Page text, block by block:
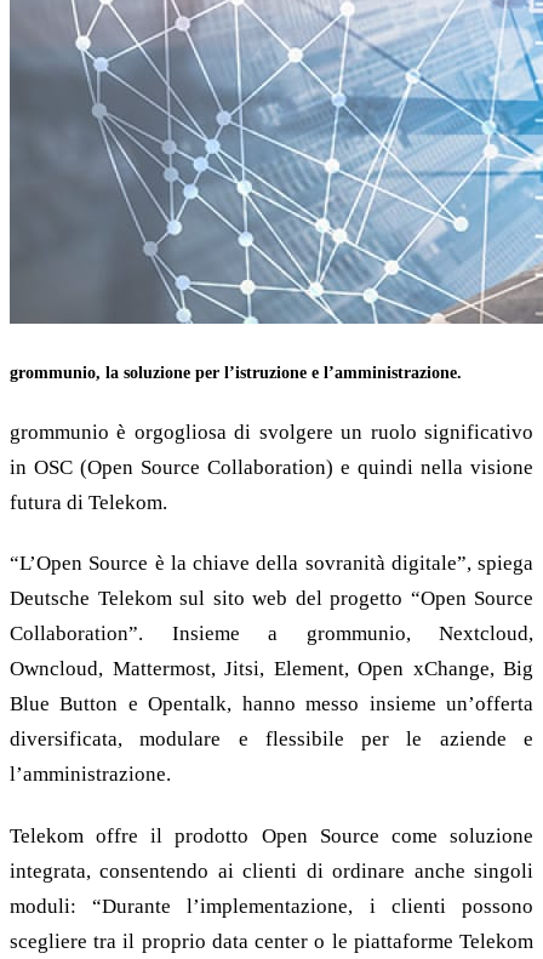
grommunio, la soluzione per l’istruzione e l’amministrazione.
grommunio è orgogliosa di svolgere un ruolo significativo
in OSC (Open Source Collaboration) e quindi nella visione
futura di Telekom.
“L’Open Source è la chiave della sovranità digitale”, spiega
Deutsche Telekom sul sito web del progetto “Open Source
Collaboration”. Insieme a grommunio, Nextcloud,
Owncloud, Mattermost, Jitsi, Element, Open xChange, Big
Blue Button e Opentalk, hanno messo insieme un’offerta
diversificata, modulare e flessibile per le aziende e
l’amministrazione.
Telekom offre il prodotto Open Source come soluzione
integrata, consentendo ai clienti di ordinare anche singoli
moduli: “Durante l’implementazione, i clienti possono
scegliere tra il proprio data center o le piattaforme Telekom